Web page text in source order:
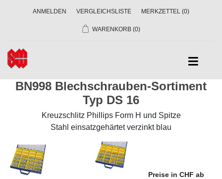
ANMELDEN VERGLEICHSLISTE MERKZETTEL (0)
WARENKORB (0)
BN998 Blechschrauben-Sortiment
Typ DS 16
Kreuzschlitz Phillips Form H und Spitze
Stahl einsatzgehärtet verzinkt blau
Preise in CHF ab